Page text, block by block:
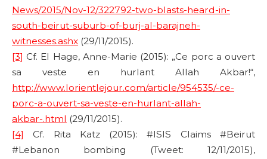
News/2015/Nov-12/322792-two-blasts-heard-in-
south-beirut-suburb-of-burj-al-barajneh-
witnesses.ashx (29/11/2015).
[3] Cf. El Hage, Anne-Marie (2015): „Ce porc a ouvert
sa veste en hurlant Allah Akbar!“,
http://www.lorientlejour.com/article/954535/-ce-
porc-a-ouvert-sa-veste-en-hurlant-allah-
akbar-.html (29/11/2015).
[4]
Cf. Rita Katz (2015): #ISIS Claims #Beirut
#Lebanon bombing (Tweet: 12/11/2015),